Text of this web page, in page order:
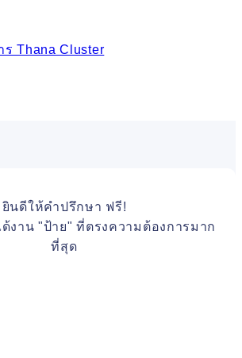
Thana Cluster
ยินดีให้คำปรึกษา ฟรี!
งาน "ป้าย" ที่ตรงความต้องการมาก
ที่สุด